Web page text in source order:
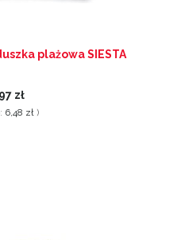
plażowa SIESTA
zł
6,48 zł )